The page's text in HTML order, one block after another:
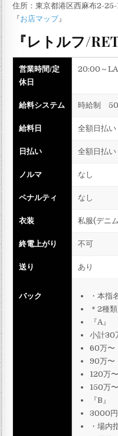
住所：東京都港区西麻布2-
『お店マップ』
『レトルフ/
営業時間/定
休日
20:00～
給料システム 時給制
給料日 全額日払い
日払い 全額日払い
ノルマ なし
ペナルティ なし
衣装 私服(デニ
終電上がり 不可
送り あり
バック
・本指
＊2種
『A』
小計
60万
90万
120
150
『B』
3000円
・場